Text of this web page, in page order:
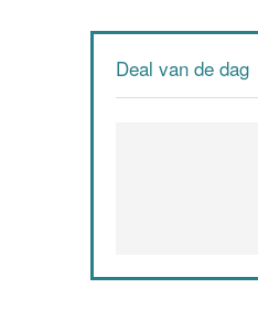
Deal van de dag